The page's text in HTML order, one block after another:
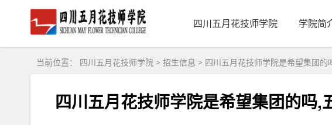
四川五月花技师学院 学院简
当前位置： 四川五月花技师学院 > 招生信息 > 四川五月花技师学院是希望集团的
四川五月花技师学院是希望集团的吗,